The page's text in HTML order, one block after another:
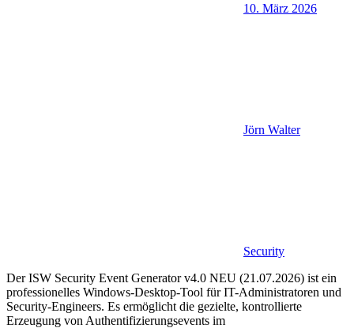
10. März 2026
Jörn Walter
Security
Der ISW Security Event Generator v4.0 NEU (21.07.2026) ist ein
professionelles Windows-Desktop-Tool für IT-Administratoren und
Security-Engineers. Es ermöglicht die gezielte, kontrollierte
Erzeugung von Authentifizierungsevents im